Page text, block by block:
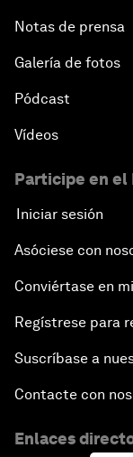
Notas de prensa
Galería de fotos
Pódcast
Vídeos
Participe en el
Iniciar sesión
Asóciese con
Conviértase en
Regístrese para
Suscríbase a
Contacte con
Enlaces